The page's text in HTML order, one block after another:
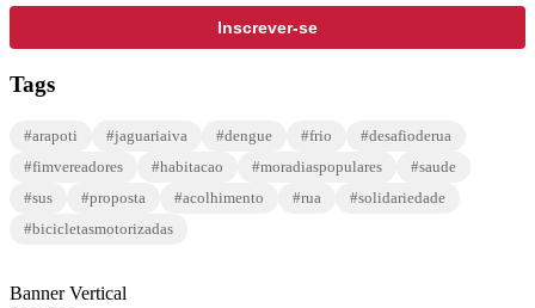
Inscrever-se
Tags
#arapoti #jaguariaiva #dengue #frio
#desafioderua
#fimvereadores
#habitacao #moradiaspopulares
#saude
#sus
#proposta #acolhimento #rua
#solidariedade
#bicicletasmotorizadas
Banner Vertical